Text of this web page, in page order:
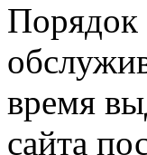
Порядок
время
сайта